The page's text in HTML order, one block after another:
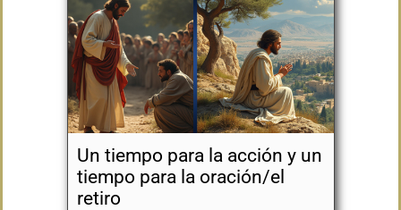
Un tiempo para la acción y un
tiempo para la oración/el
retiro